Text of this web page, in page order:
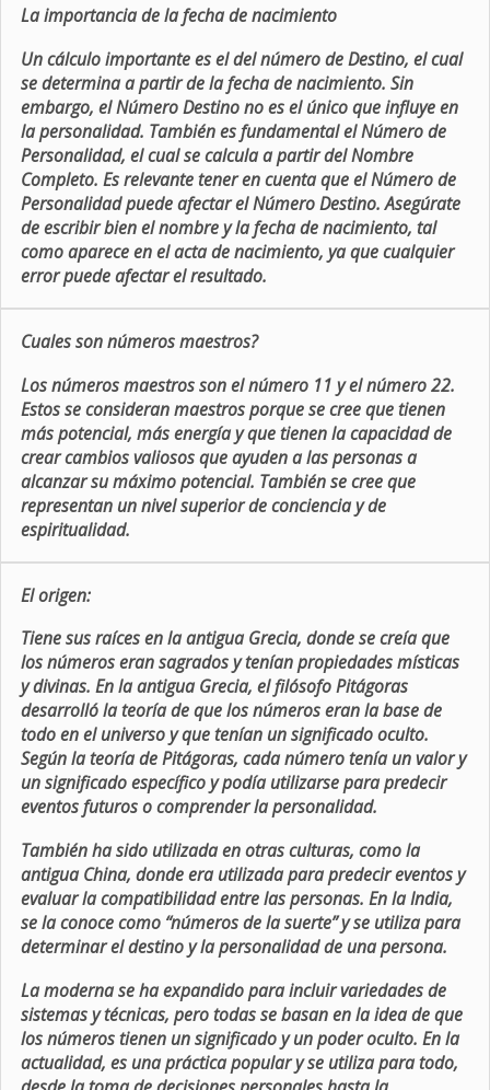
La importancia de la fecha de nacimiento
Un cálculo importante es el del número de Destino, el cual
se determina a partir de la fecha de nacimiento. Sin
embargo, el Número Destino no es el único que influye en
la personalidad. También es fundamental el Número de
Personalidad, el cual se calcula a partir del Nombre
Completo. Es relevante tener en cuenta que el Número de
Personalidad puede afectar el Número Destino. Asegúrate
de escribir bien el nombre y la fecha de nacimiento, tal
como aparece en el acta de nacimiento, ya que cualquier
error puede afectar el resultado.
Cuales son números maestros?
Los números maestros son el número 11 y el número 22.
Estos se consideran maestros porque se cree que tienen
más potencial, más energía y que tienen la capacidad de
crear cambios valiosos que ayuden a las personas a
alcanzar su máximo potencial. También se cree que
representan un nivel superior de conciencia y de
espiritualidad.
El origen:
Tiene sus raíces en la antigua Grecia, donde se creía que
los números eran sagrados y tenían propiedades místicas
y divinas. En la antigua Grecia, el filósofo Pitágoras
desarrolló la teoría de que los números eran la base de
todo en el universo y que tenían un significado oculto.
Según la teoría de Pitágoras, cada número tenía un valor y
un significado específico y podía utilizarse para predecir
eventos futuros o comprender la personalidad.
También ha sido utilizada en otras culturas, como la
antigua China, donde era utilizada para predecir eventos y
evaluar la compatibilidad entre las personas. En la India,
se la conoce como “números de la suerte” y se utiliza para
determinar el destino y la personalidad de una persona.
La moderna se ha expandido para incluir variedades de
sistemas y técnicas, pero todas se basan en la idea de que
los números tienen un significado y un poder oculto. En la
actualidad, es una práctica popular y se utiliza para todo,